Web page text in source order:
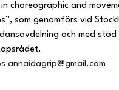
in choreographic and
som genomförs vid
och med stöd
annaidagrip@gmail.com